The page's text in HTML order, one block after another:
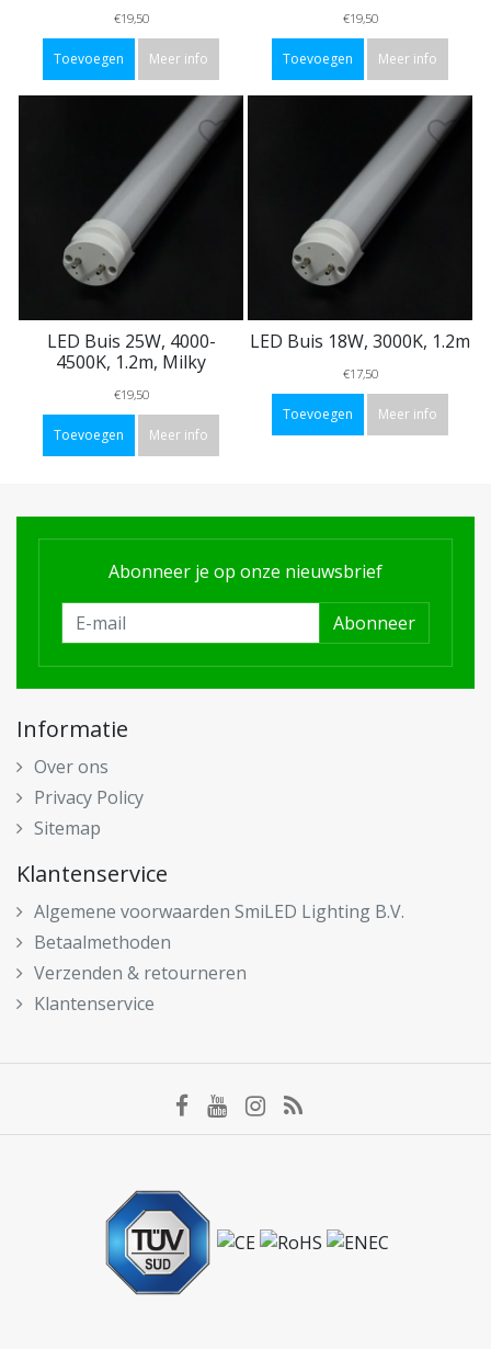
€19,50
Toevoegen Meer info
€19,50
Toevoegen Meer info
LED Buis 25W, 4000-
4500K, 1.2m, Milky
€19,50
Toevoegen Meer info
LED Buis 18W, 3000K, 1.2m
€17,50
Toevoegen Meer info
Abonneer je op onze nieuwsbrief
Abonneer
Informatie
Over ons
Privacy Policy
Sitemap
Klantenservice
Algemene voorwaarden SmiLED Lighting B.V.
Betaalmethoden
Verzenden & retourneren
Klantenservice